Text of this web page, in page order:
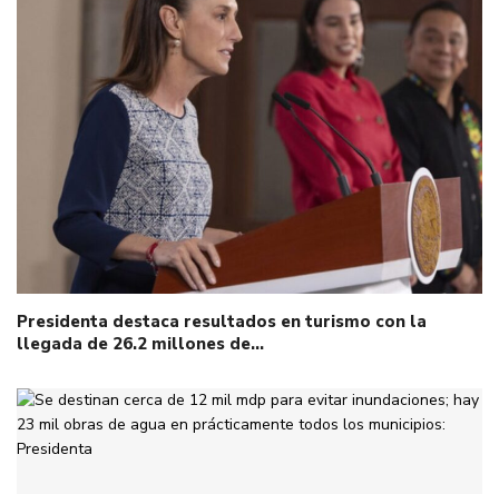
Presidenta destaca resultados en turismo con la
llegada de 26.2 millones de…